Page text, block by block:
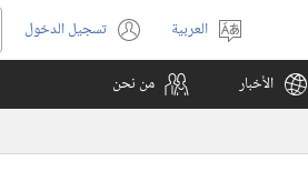
اختر
اللغة
العربية تسجيل الدخول
(يفتح
نافذة
الأخبار من نحن